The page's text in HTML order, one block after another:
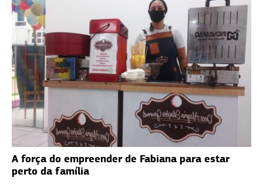
A força do empreender de Fabiana para estar
perto da família